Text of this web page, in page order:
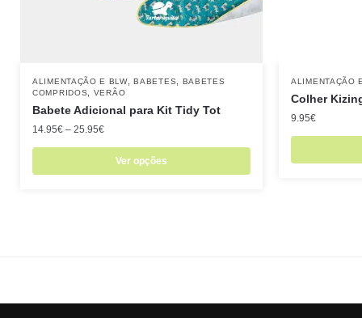
ALIMENTAÇÃO E BLW,BABETES
BABETES
COMPRIDOS
VERÃO
Babete Adicional para Kit Tidy Tot
14.95€ – 25.95€
Ver opções
ALIMENTAÇÃO
Colher
9.95€